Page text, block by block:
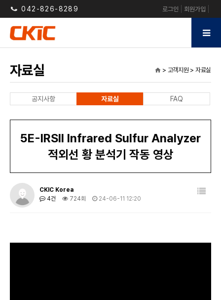
042-826-8289 로그인 회원가입
자료실 home > 고객지원 > 자료실
공지사항 자료실 FAQ
5E-IRSII Infrared Sulfur Analyzer
적외선 황 분석기 작동 영상
CKIC Korea
4건
724회 24-06-11 12:20